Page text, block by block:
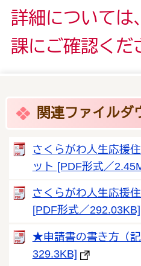
詳細については
課にご確認くだ
関連ファイルダ
さくらがわ人生応援
ット [PDF形式／
さくらがわ人生応援
[PDF形式／292.03KB]
★申請書の書き方（
329.3KB]